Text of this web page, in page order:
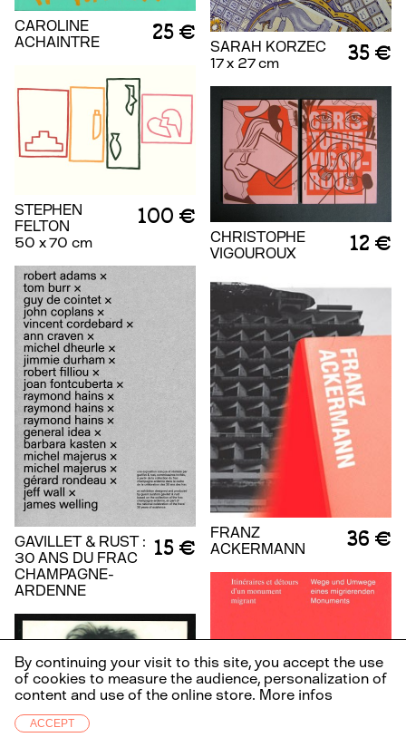
CAROLINE
ACHAINTRE
25 €
SARAH KORZEC
17 x 27 cm
35 €
STEPHEN
FELTON
50 x 70 cm
100 €
CHRISTOPHE
VIGOUROUX
12 €
GAVILLET & RUST :
30 ANS DU FRAC
CHAMPAGNE-
ARDENNE
15 €
FRANZ
ACKERMANN
36 €
By continuing your visit to this site, you accept the use
of cookies to measure the audience, personalization of
content and use of the online store. More infos
ACCEPT